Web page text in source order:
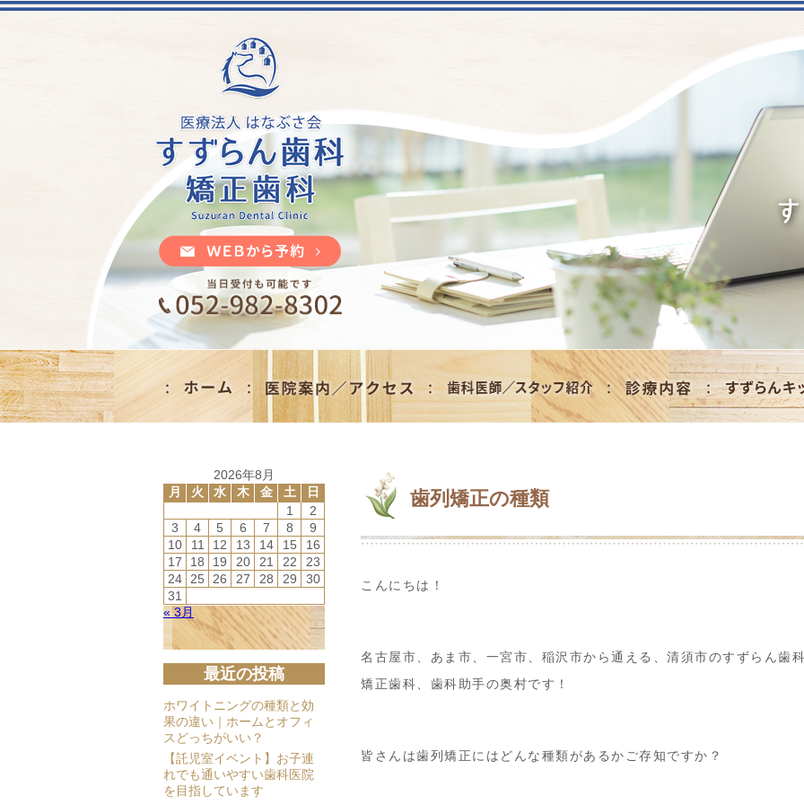
2026年8月
月
火 水 木 金 土
日
1
2
3
4 5 6 7 8
9
10
11 12 13 14 15
16
17
18 19 20 21 22
23
24
25 26 27 28 29
30
31
« 3月
最近の投稿
ホワイトニングの種類と効
果の違い｜ホームとオフィ
スどっちがいい？
【託児室イベント】お子連
れでも通いやすい歯科医院
を目指しています
歯列矯正の種類
こんにちは！
名古屋市、あま市、一宮市、稲沢市から通える、清須市のすずらん歯
矯正歯科、歯科助手の奥村です！
皆さんは歯列矯正にはどんな種類があるかご存知ですか？